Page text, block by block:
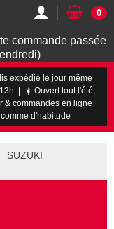
commande passée
0
expédié le jour même
| ☀️ Ouvert tout l'été,
& commandes en ligne
comme d'habitude
SUZUKI